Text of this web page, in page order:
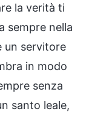
la verità ti
sempre nella
un servitore
in modo
senza
santo leale,